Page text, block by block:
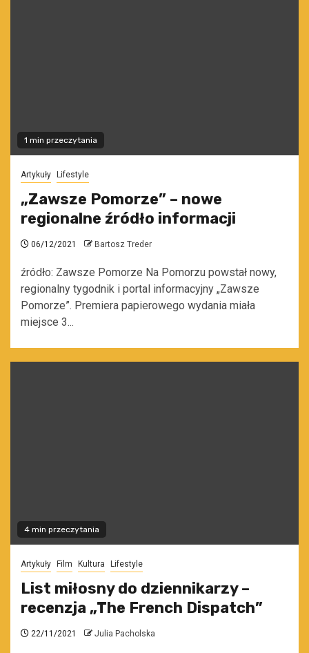
1 min przeczytania
Artykuły Lifestyle
„Zawsze Pomorze” – nowe
regionalne źródło informacji
06/12/2021 Bartosz Treder
źródło: Zawsze Pomorze Na Pomorzu powstał nowy,
regionalny tygodnik i portal informacyjny „Zawsze
Pomorze”. Premiera papierowego wydania miała
miejsce 3...
4 min przeczytania
Artykuły Film Kultura Lifestyle
List miłosny do dziennikarzy –
recenzja „The French Dispatch”
22/11/2021 Julia Pacholska